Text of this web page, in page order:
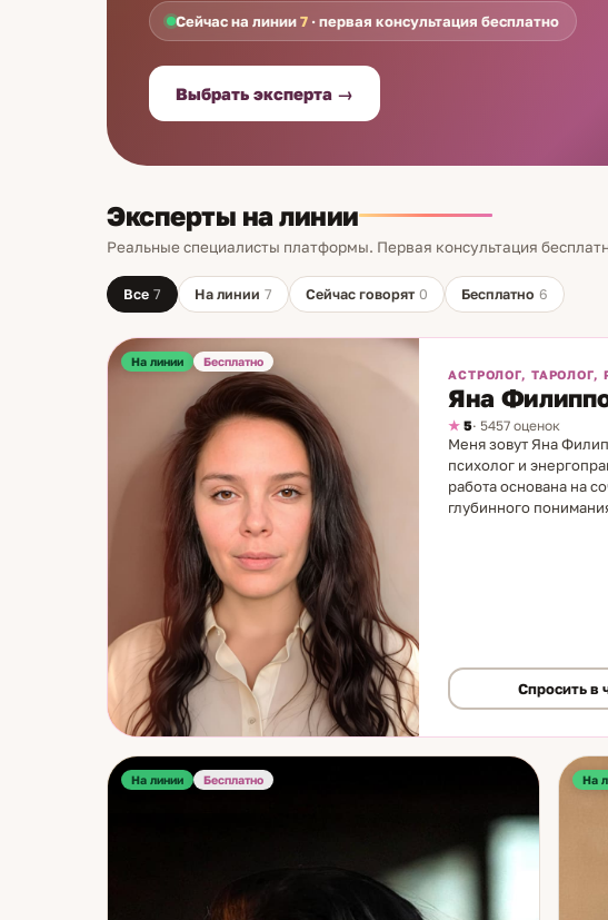
Сейчас на линии7 · первая консультация бесплатно
Выбрать эксперта →
Эксперты на линии
Реальные специалисты платформы. Первая консультация
Все 7 На линии 7 Сейчас говорят 0 Бесплатно 6
На линии Бесплатно
АСТРОЛОГ, ТАРОЛОГ,
Яна
5· 5457 оценок
Меня зовут Яна
психолог и
работа основана на
глубинного
каждая натальная
жизненные циклы и
вперёд. В работе я
обстоятельства, но
клиенту увидеть эти
конкретные решения.
направлены на
действия. Мой девиз
проносится мимо». Я
помогаю своим
консультацию,
Спросить в
На линии Бесплатно На